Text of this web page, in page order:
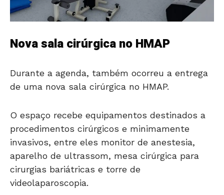
Nova sala cirúrgica no HMAP
Durante a agenda, também ocorreu a entrega
de uma nova sala cirúrgica no HMAP.
O espaço recebe equipamentos destinados a
procedimentos cirúrgicos e minimamente
invasivos, entre eles monitor de anestesia,
aparelho de ultrassom, mesa cirúrgica para
cirurgias bariátricas e torre de
videolaparoscopia.